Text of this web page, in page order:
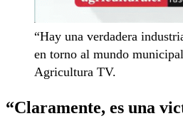
“Hay una verdadera
en torno al mundo
Agricultura TV.
“Claramente, es una